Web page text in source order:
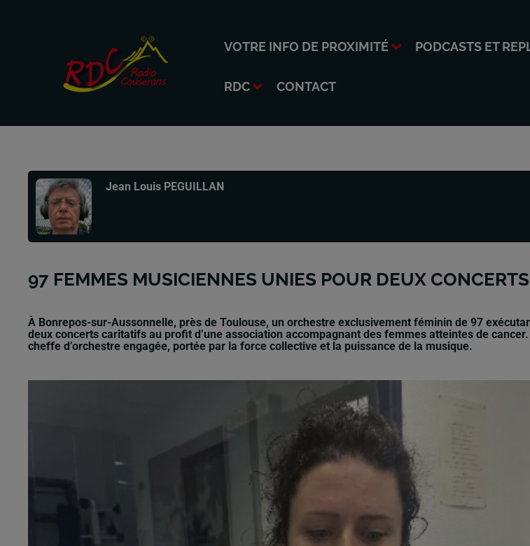
VOTRE INFO DE PROXIMITÉ PODCASTS ET
RDC CONTACT
Jean Louis PEGUILLAN
97 FEMMES MUSICIENNES UNIES POUR DEUX
À Bonrepos-sur-Aussonnelle, près de Toulouse, un orchestre exclusivement féminin de 97
deux concerts caritatifs au profit d’une association accompagnant des femmes atteintes de
cheffe d’orchestre engagée, portée par la force collective et la puissance de la musique.